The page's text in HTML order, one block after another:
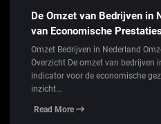
De Omzet van Bedrijven in
van Economische
Omzet Bedrijven in Nederland
Overzicht De omzet van bedrijven
indicator voor de economische
inzicht…
Read More